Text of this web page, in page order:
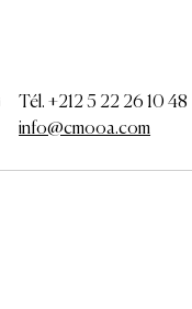
Tél. +212 5 22 26 10 48
info@cmooa.com